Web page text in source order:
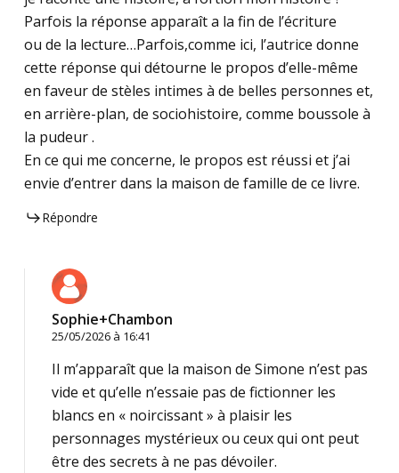
Parfois la réponse apparaît a la fin de l’écriture
ou de la lecture…Parfois,comme ici, l’autrice donne
cette réponse qui détourne le propos d’elle-même
en faveur de stèles intimes à de belles personnes et,
en arrière-plan, de sociohistoire, comme boussole à
la pudeur .
En ce qui me concerne, le propos est réussi et j’ai
envie d’entrer dans la maison de famille de ce livre.
Répondre
Sophie+Chambon
25/05/2026 à 16:41
Il m’apparaît que la maison de Simone n’est pas
vide et qu’elle n’essaie pas de fictionner les
blancs en « noircissant » à plaisir les
personnages mystérieux ou ceux qui ont peut
être des secrets à ne pas dévoiler.